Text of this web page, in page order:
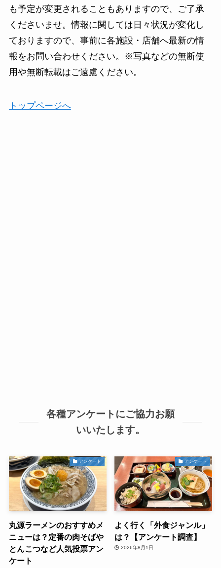
も予定が変更されることもありますので、ご了承
くださいませ。情報に関しては日々状況が変化し
ておりますので、事前に各施設・店舗へ最新の情
報をお問い合わせください。※写真などの無断使
用や無断転載はご遠慮ください。
トップページへ
各種アンケートにご協力お願
いいたします。
アンケート
丸源ラーメンのおすすめメ
ニューは？定番の肉そばや
とんこつなど人気投票アン
ケート
アンケート
よく行く「外食ジャンル」
は？【アンケート調査】
2026年8月1日